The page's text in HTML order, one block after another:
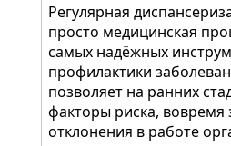
Регулярная
просто медицинская
самых надёжных
профилактики
позволяет на ранних
факторы риска, вовремя
отклонения в работе